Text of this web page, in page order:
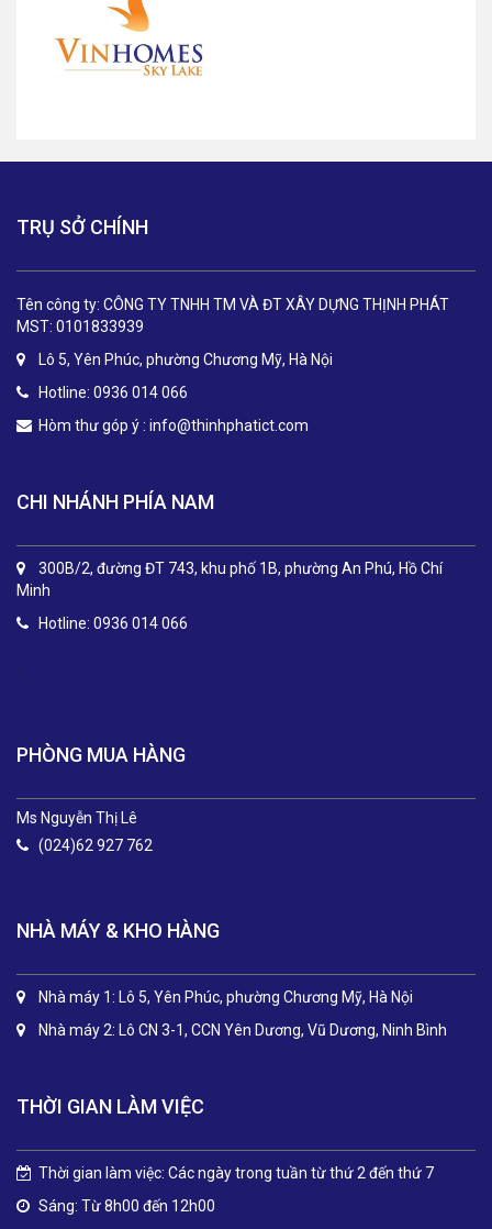
TRỤ SỞ CHÍNH
Tên công ty: CÔNG TY TNHH TM VÀ ĐT XÂY DỰNG THỊNH PHÁT
MST: 0101833939
Lô 5, Yên Phúc, phường Chương Mỹ, Hà Nội
Hotline: 0936 014 066
Hòm thư góp ý : info@thinhphatict.com
CHI NHÁNH PHÍA NAM
300B/2, đường ĐT 743, khu phố 1B, phường An Phú, Hồ Chí
Minh
Hotline: 0936 014 066
PHÒNG MUA HÀNG
Ms Nguyễn Thị Lê
(024)62 927 762
NHÀ MÁY & KHO HÀNG
Nhà máy 1: Lô 5, Yên Phúc, phường Chương Mỹ, Hà Nội
Nhà máy 2: Lô CN 3-1, CCN Yên Dương, Vũ Dương, Ninh Bình
THỜI GIAN LÀM VIỆC
Thời gian làm việc: Các ngày trong tuần từ thứ 2 đến thứ 7
Sáng: Từ 8h00 đến 12h00